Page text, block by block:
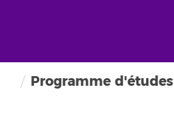
Programme d'études